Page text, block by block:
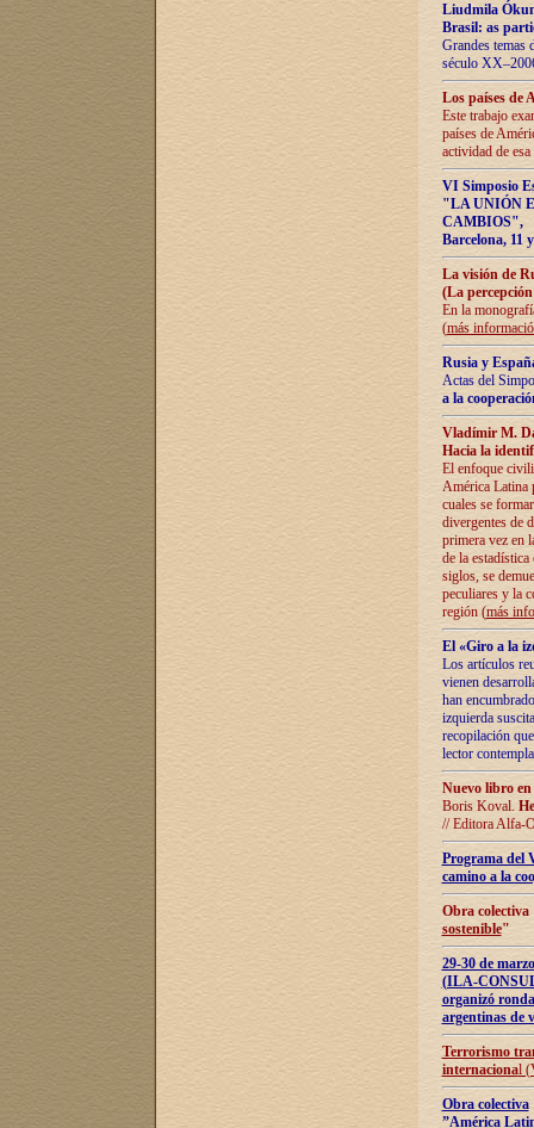
Liudmila
Brasil: as
Grandes temas
século
Los países de
Este trabajo
países de
actividad de
VI Simposio
"LA UNIÓN
CAMBIOS",
Barcelona, 11
La visión de
(La
En la
(más
Rusia y
Actas del
a la
Vladímir M.
Hacia la
El enfoque
América Latina
cuales se
divergentes de
primera vez en
de la
siglos, se
peculiares y la
región (más
El «Giro a la
Los artículos
vienen
han
izquierda
recopilación
lector
Nuevo libro
Boris Koval.
// Editora Alfa-
Programa del
camino a la
Obra
sostenible"
29-30 de
(ILA-
organizó
argentinas de
Terrorismo
internacional
Obra colectiva
”América